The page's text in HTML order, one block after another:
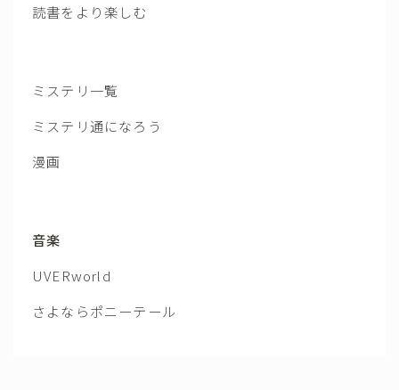
読書をより楽しむ
ミステリ一覧
ミステリ通になろう
漫画
音楽
UVERworld
さよならポニーテール